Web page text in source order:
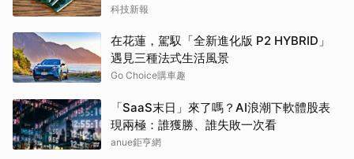
科技新報
在花蓮，駕馭「全新進化版 P2 HYBRID」
遇見三種法式生活風景
Go Choice購車趣
「SaaS末日」來了嗎？AI浪潮下軟體股表
現兩極：誰獲勝、誰失敗一次看
anue鉅亨網